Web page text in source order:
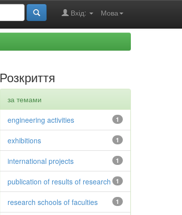
Мова
Вхід:
Розкриття
за темами
1
engineering activities
1
exhibitions
1
international projects
1
publication of results of research
1
research schools of faculties